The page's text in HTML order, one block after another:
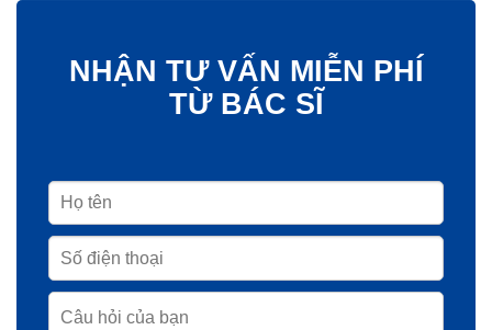
NHẬN TƯ VẤN MIỄN PHÍ
TỪ BÁC SĨ